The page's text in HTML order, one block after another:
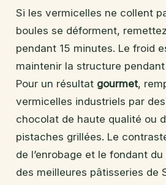
Si les vermicelles ne collent
boules se déforment,
pendant 15 minutes. Le froid
maintenir la structure
Pour un résultat gourmet,
vermicelles industriels par
chocolat de haute qualité ou
pistaches grillées. Le
de l’enrobage et le fondant
des meilleures pâtisseries de